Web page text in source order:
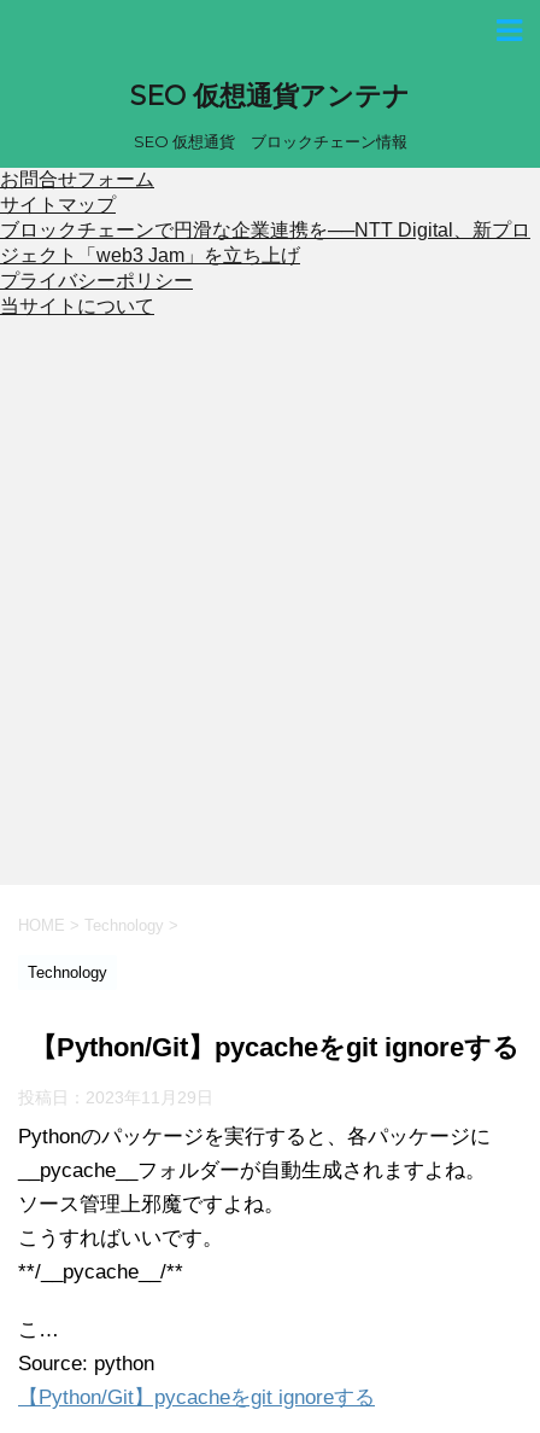
SEO 仮想通貨アンテナ
SEO 仮想通貨 ブロックチェーン情報
お問合せフォーム
サイトマップ
ブロックチェーンで円滑な企業連携を──NTT Digital、新プロ
ジェクト「web3 Jam」を立ち上げ
プライバシーポリシー
当サイトについて
HOME > Technology >
Technology
【Python/Git】pycacheをgit ignoreする
投稿日： 2023年11月29日
Pythonのパッケージを実行すると、各パッケージに
__pycache__フォルダーが自動生成されますよね。
ソース管理上邪魔ですよね。
こうすればいいです。
**/__pycache__/**
こ…
Source: python
【Python/Git】pycacheをgit ignoreする